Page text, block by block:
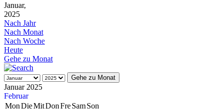
Januar,
2025
Nach Jahr
Nach Monat
Nach Woche
Heute
Gehe zu Monat
Gehe zu Monat
Januar 2025
Februar
MonDieMitDonFreSamSon